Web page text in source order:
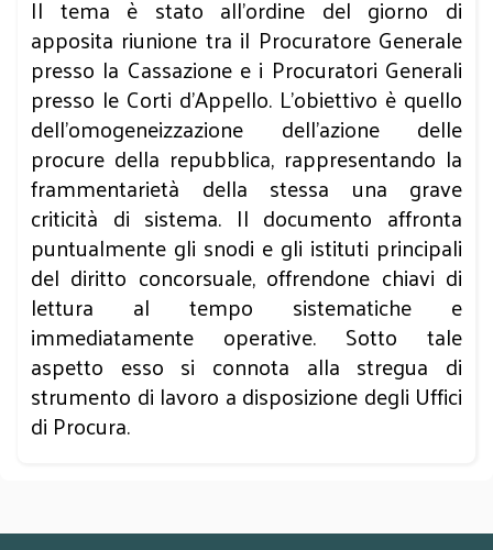
Il tema è stato all’ordine del giorno di
apposita riunione tra il Procuratore Generale
presso la Cassazione e i Procuratori Generali
presso le Corti d’Appello. L’obiettivo è quello
dell’omogeneizzazione dell’azione delle
procure della repubblica, rappresentando la
frammentarietà della stessa una grave
criticità di sistema. Il documento affronta
puntualmente gli snodi e gli istituti principali
del diritto concorsuale, offrendone chiavi di
lettura al tempo sistematiche e
immediatamente operative. Sotto tale
aspetto esso si connota alla stregua di
strumento di lavoro a disposizione degli Uffici
di Procura.